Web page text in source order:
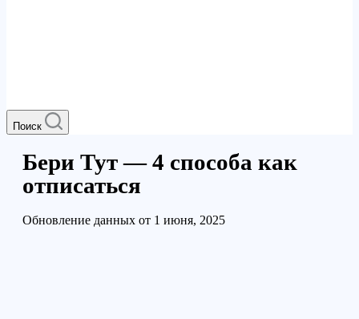
Поиск
Бери Тут — 4 способа как
отписаться
Обновление данных от 1 июня, 2025